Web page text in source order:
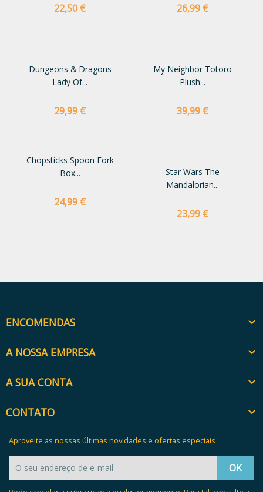
Preço
22,50 € Preço
26,99 €
Dungeons & Dragons
Lady Of...
Preço
29,99 €
My Neighbor Totoro
Plush...
Preço
39,99 €
Chopsticks Spoon Fork
Box...
Preço
24,99 €
Star Wars The
Mandalorian...
Preço
23,99 €
ENCOMENDAS 
A NOSSA EMPRESA 
A SUA CONTA 
CONTATO 
Aproveite as nossas últimas novidades e ofertas especiais